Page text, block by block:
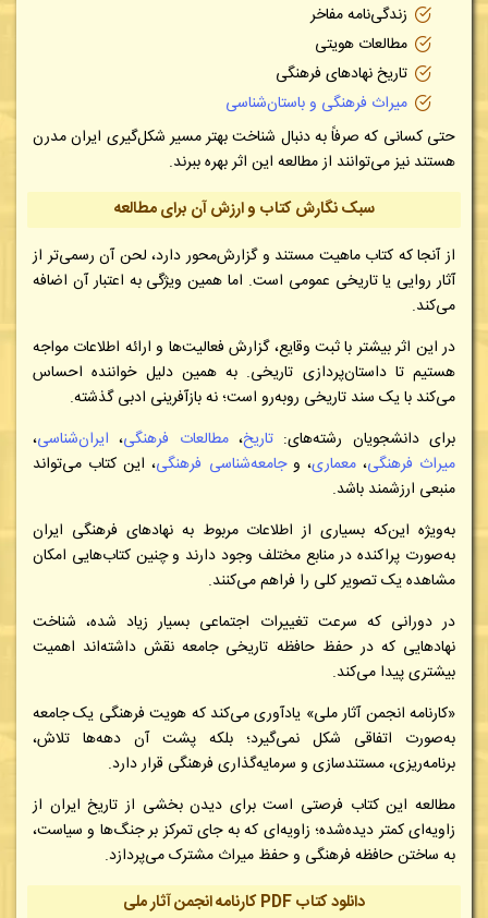
زندگی‌نامه مفاخر
مطالعات هویتی
تاریخ نهادهای فرهنگی
میراث فرهنگی و باستان‌شناسی
حتی کسانی که صرفاً به دنبال شناخت بهتر مسیر شکل‌گیری ایران مدرن
هستند نیز می‌توانند از مطالعه این اثر بهره ببرند.
سبک نگارش کتاب و ارزش آن برای مطالعه
از آنجا که کتاب ماهیت مستند و گزارش‌محور دارد، لحن آن رسمی‌تر از
آثار روایی یا تاریخی عمومی است. اما همین ویژگی به اعتبار آن اضافه
می‌کند.
در این اثر بیشتر با ثبت وقایع، گزارش فعالیت‌ها و ارائه اطلاعات مواجه
هستیم تا داستان‌پردازی تاریخی. به همین دلیل خواننده احساس
می‌کند با یک سند تاریخی روبه‌رو است؛ نه بازآفرینی ادبی گذشته.
برای دانشجویان رشته‌های: تاریخ،مطالعات فرهنگی، ایران‌شناسی،
میراث فرهنگی،معماری، وجامعه‌شناسی فرهنگی، این کتاب می‌تواند
منبعی ارزشمند باشد.
به‌ویژه این‌که بسیاری از اطلاعات مربوط به نهادهای فرهنگی ایران
به‌صورت پراکنده در منابع مختلف وجود دارند و چنین کتاب‌هایی امکان
مشاهده یک تصویر کلی را فراهم می‌کنند.
در دورانی که سرعت تغییرات اجتماعی بسیار زیاد شده، شناخت
نهادهایی که در حفظ حافظه تاریخی جامعه نقش داشته‌اند اهمیت
بیشتری پیدا می‌کند.
«کارنامه انجمن آثار ملی» یادآوری می‌کند که هویت فرهنگی یک جامعه
به‌صورت اتفاقی شکل نمی‌گیرد؛ بلکه پشت آن دهه‌ها تلاش،
برنامه‌ریزی، مستندسازی و سرمایه‌گذاری فرهنگی قرار دارد.
مطالعه این کتاب فرصتی است برای دیدن بخشی از تاریخ ایران از
زاویه‌ای کمتر دیده‌شده؛ زاویه‌ای که به جای تمرکز بر جنگ‌ها و سیاست،
به ساختن حافظه فرهنگی و حفظ میراث مشترک می‌پردازد.
دانلود کتاب PDF کارنامه انجمن آثار ملی